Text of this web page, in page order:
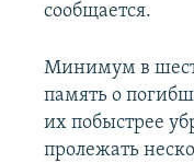
сообщается.
Минимум в
память о
их побыстрее
пролежать